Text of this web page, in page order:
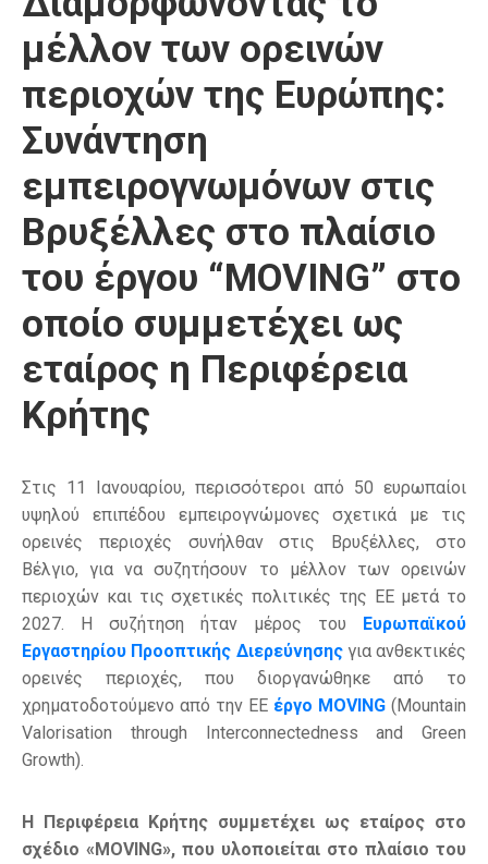
μέλλον των ορεινών
περιοχών της Ευρώπης:
Συνάντηση
εμπειρογνωμόνων στις
Βρυξέλλες στο πλαίσιο
του έργου “MΟVING” στο
οποίο συμμετέχει ως
εταίρος η Περιφέρεια
Κρήτης
Στις 11 Ιανουαρίου, περισσότεροι από 50 ευρωπαίοι
υψηλού επιπέδου εμπειρογνώμονες σχετικά με τις
ορεινές περιοχές συνήλθαν στις Βρυξέλλες, στο
Βέλγιο, για να συζητήσουν το μέλλον των ορεινών
περιοχών και τις σχετικές πολιτικές της ΕΕ μετά το
2027. Η συζήτηση ήταν μέρος του Ευρωπαϊκού
Εργαστηρίου Προοπτικής Διερεύνησηςγια ανθεκτικές
ορεινές περιοχές, που διοργανώθηκε από το
χρηματοδοτούμενο από την ΕΕ έργο MOVING (Mountain
Valorisation through Interconnectedness and Green
Growth).
H Περιφέρεια Κρήτης συμμετέχει ως εταίρος στο
σχέδιο «MOVING», που υλοποιείται στο πλαίσιο του